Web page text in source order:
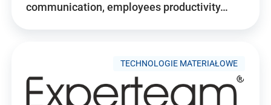
communication, employees productivity…
TECHNOLOGIE MATERIAŁOWE